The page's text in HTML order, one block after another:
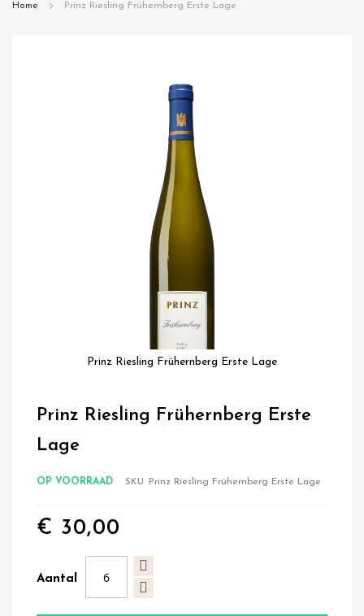
Home Prinz Riesling Frühernberg Erste Lage
Prinz Riesling Frühernberg Erste Lage
het
van
afbeeldingen-
Prinz Riesling Frühernberg Erste
Lage
OP VOORRAAD SKU Prinz Riesling Frühernberg Erste Lage
€ 30,00
Aantal